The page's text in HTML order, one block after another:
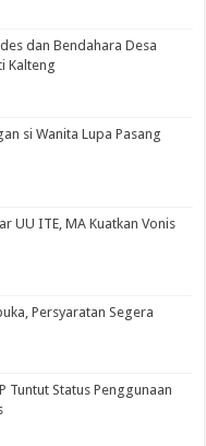
dan Bendahara Desa
Kalteng
si Wanita Lupa Pasang
UU ITE, MA Kuatkan Vonis
Persyaratan Segera
Tuntut Status Penggunaan